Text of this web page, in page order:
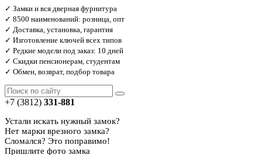
✓ Замки и вся дверная фурнитура
✓ 8500 наименований: розница, опт
✓ Доставка, установка, гарантия
✓ Изготовление ключей всех типов
✓ Редкие модели под заказ: 10 дней
✓ Скидки пенсионерам, студентам
✓ Обмен, возврат, подбор товара
+7 (3812) 331-881
Устали искать нужный замок?
Нет марки врезного замка?
Сломался? Это поправимо!
Пришлите фото замка